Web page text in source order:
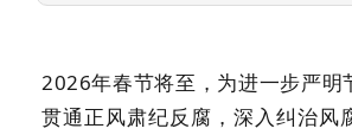
2026年春节将至，为进一步严明
贯通正风肃纪反腐，深入纠治风